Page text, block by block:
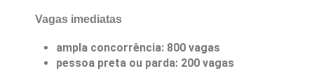
Vagas imediatas
ampla concorrência: 800 vagas
pessoa preta ou parda: 200 vagas